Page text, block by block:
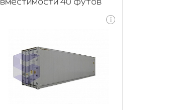
вместимости 40 футов